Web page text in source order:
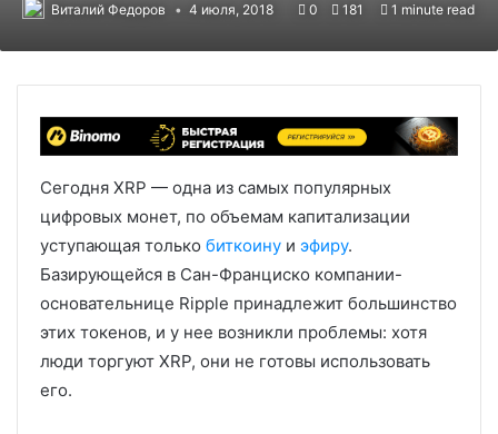
Виталий Федоров 4 июля, 2018 0 181 1 minute read
Сегодня XRP — одна из самых популярных
цифровых монет, по объемам капитализации
уступающая только биткоину и эфиру.
Базирующейся в Сан-Франциско компании-
основательнице Ripple принадлежит большинство
этих токенов, и у нее возникли проблемы: хотя
люди торгуют XRP, они не готовы использовать
его.